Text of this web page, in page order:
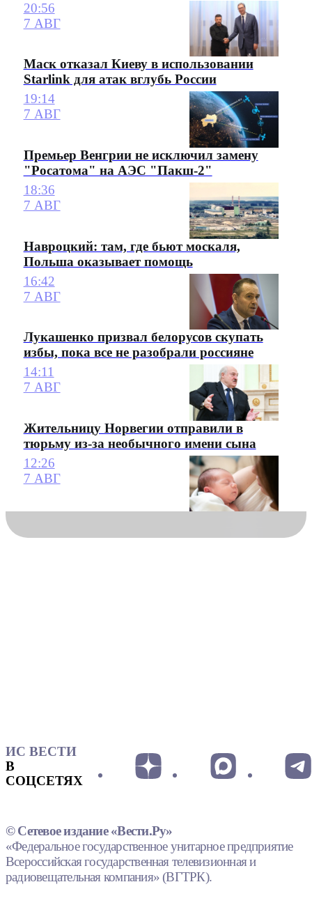
20:56
7 АВГ
Маск отказал Киеву в использовании
Starlink для атак вглубь России
19:14
7 АВГ
Премьер Венгрии не исключил замену
"Росатома" на АЭС "Пакш-2"
18:36
7 АВГ
Навроцкий: там, где бьют москаля,
Польша оказывает помощь
16:42
7 АВГ
Лукашенко призвал белорусов скупать
избы, пока все не разобрали россияне
14:11
7 АВГ
Жительницу Норвегии отправили в
тюрьму из-за необычного имени сына
12:26
7 АВГ
ИС ВЕСТИ
В
СОЦСЕТЯХ
© Сетевое издание «Вести.Ру»
«Федеральное государственное унитарное предприятие
Всероссийская государственная телевизионная и
радиовещательная компания» (ВГТРК).